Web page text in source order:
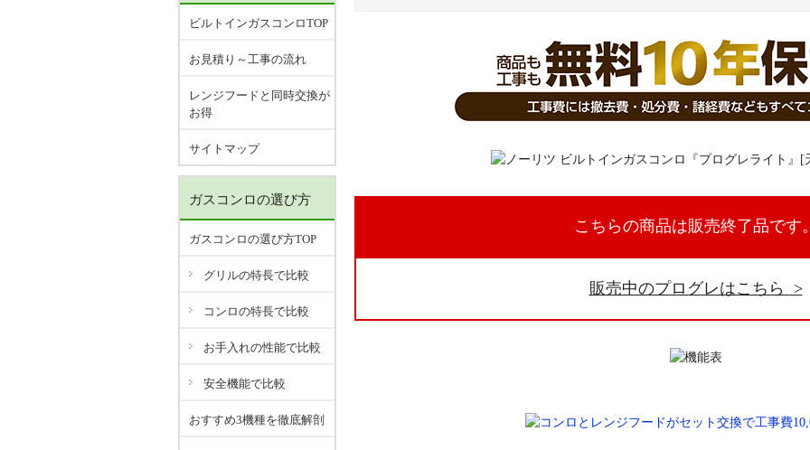
こちらの商品は販売終了品です
販売中のプログレはこちら
ビルトインガスコンロTOP
お見積り～工事の流れ
レンジフードと同時交換が
お得
サイトマップ
ガスコンロの選び方
ガスコンロの選び方TOP
グリルの特長で比較
コンロの特長で比較
お手入れの性能で比較
安全機能で比較
おすすめ3機種を徹底解剖